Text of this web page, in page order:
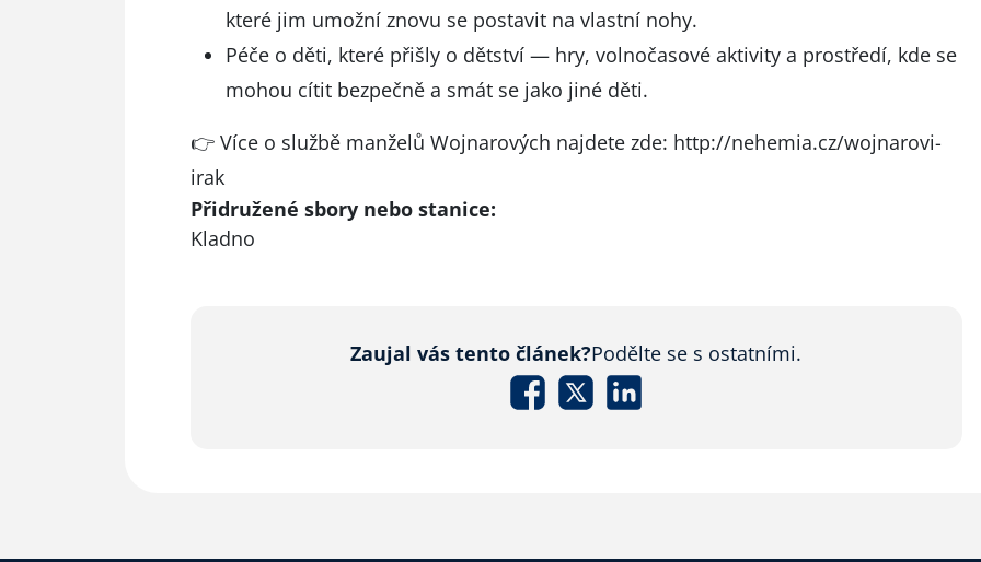
které jim umožní znovu se postavit na vlastní nohy.
Péče o děti, které přišly o dětství — hry, volnočasové aktivity a prostředí, kde se
mohou cítit bezpečně a smát se jako jiné děti.
👉 Více o službě manželů Wojnarových najdete zde: http://nehemia.cz/wojnarovi-
irak
Přidružené sbory nebo stanice:
Kladno
Zaujal vás tento článek?Podělte se s ostatními.